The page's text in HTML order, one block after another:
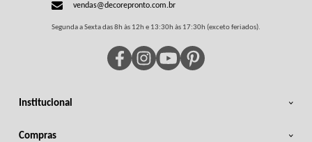
Institucional
Compras
vendas@decorepronto.com.br
Segunda a Sexta das 8h às 12h e 13:30h às 17:30h (exceto feriados).